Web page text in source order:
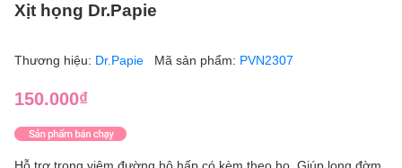
Xịt họng Dr.Papie
Thương hiệu: Dr.Papie Mã sản phẩm: PVN2307
150.000₫